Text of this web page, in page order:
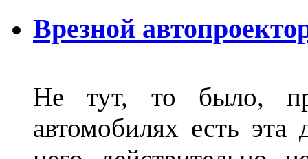
Врезной
Не тут, то было,
автомобилях есть